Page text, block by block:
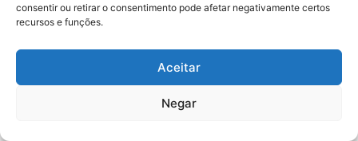
consentir ou retirar o consentimento pode afetar negativamente certos
recursos e funções.
Aceitar
Negar
Eleições 2026: procuradores e
promotores eleitorais realizam
reunião de alinhamento no RN